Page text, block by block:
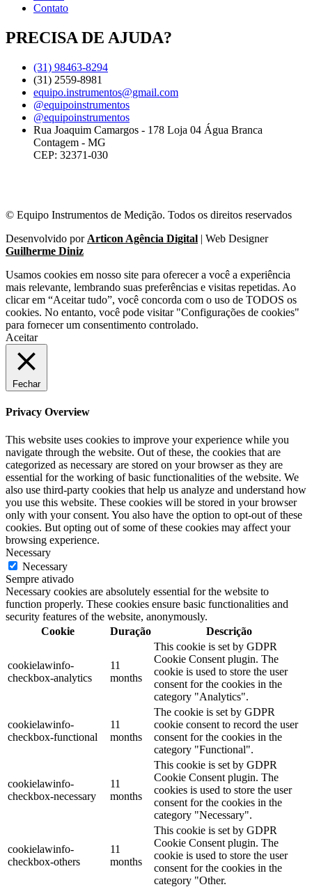
Contato
PRECISA DE AJUDA?
(31) 98463-8294
(31) 2559-8981
equipo.instrumentos@gmail.com
@equipoinstrumentos
@equipoinstrumentos
Rua Joaquim Camargos - 178 Loja 04 Água Branca
Contagem - MG
CEP: 32371-030
© Equipo Instrumentos de Medição. Todos os direitos reservados
Desenvolvido por Articon Agência Digital | Web Designer
Guilherme Diniz
Usamos cookies em nosso site para oferecer a você a experiência
mais relevante, lembrando suas preferências e visitas repetidas. Ao
clicar em “Aceitar tudo”, você concorda com o uso de TODOS os
cookies. No entanto, você pode visitar "Configurações de cookies"
para fornecer um consentimento controlado.
Aceitar
Fechar
Privacy Overview
This website uses cookies to improve your experience while you
navigate through the website. Out of these, the cookies that are
categorized as necessary are stored on your browser as they are
essential for the working of basic functionalities of the website. We
also use third-party cookies that help us analyze and understand how
you use this website. These cookies will be stored in your browser
only with your consent. You also have the option to opt-out of these
cookies. But opting out of some of these cookies may affect your
browsing experience.
Necessary
Necessary
Sempre ativado
Necessary cookies are absolutely essential for the website to
function properly. These cookies ensure basic functionalities and
security features of the website, anonymously.
Cookie
Duração Descrição
cookielawinfo-
checkbox-analytics
11
months
This cookie is set by GDPR
Cookie Consent plugin. The
cookie is used to store the user
consent for the cookies in the
category "Analytics".
cookielawinfo-
checkbox-functional
11
months
The cookie is set by GDPR
cookie consent to record the user
consent for the cookies in the
category "Functional".
cookielawinfo-
checkbox-necessary
11
months
This cookie is set by GDPR
Cookie Consent plugin. The
cookies is used to store the user
consent for the cookies in the
category "Necessary".
cookielawinfo-
checkbox-others
11
months
This cookie is set by GDPR
Cookie Consent plugin. The
cookie is used to store the user
consent for the cookies in the
category "Other.